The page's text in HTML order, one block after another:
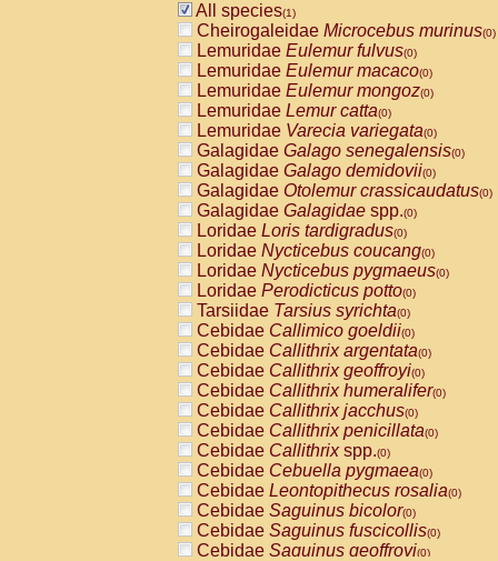
All species(1)
Cheirogaleidae Microcebus murinus(0)
Lemuridae Eulemur fulvus(0)
Lemuridae Eulemur macaco(0)
Lemuridae Eulemur mongoz(0)
Lemuridae Lemur catta(0)
Lemuridae Varecia variegata(0)
Galagidae Galago senegalensis(0)
Galagidae Galago demidovii(0)
Galagidae Otolemur crassicaudatus(0)
Galagidae Galagidae spp.(0)
Loridae Loris tardigradus(0)
Loridae Nycticebus coucang(0)
Loridae Nycticebus pygmaeus(0)
Loridae Perodicticus potto(0)
Tarsiidae Tarsius syrichta(0)
Cebidae Callimico goeldii(0)
Cebidae Callithrix argentata(0)
Cebidae Callithrix geoffroyi(0)
Cebidae Callithrix humeralifer(0)
Cebidae Callithrix jacchus(0)
Cebidae Callithrix penicillata(0)
Cebidae Callithrixspp.(0)
Cebidae Cebuella pygmaea(0)
Cebidae Leontopithecus rosalia(0)
Cebidae Saguinus bicolor(0)
Cebidae Saguinus fuscicollis(0)
Cebidae Saguinus geoffroyi(0)